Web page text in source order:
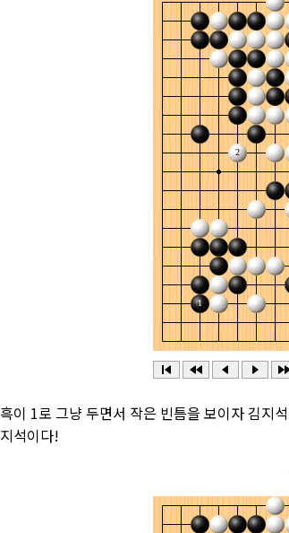
흑이 1로 그냥 두면서 작은 빈틈을 보이자 김지
지석이다!